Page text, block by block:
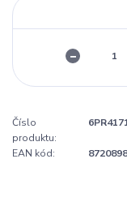
Číslo
produktu:
EAN kód: